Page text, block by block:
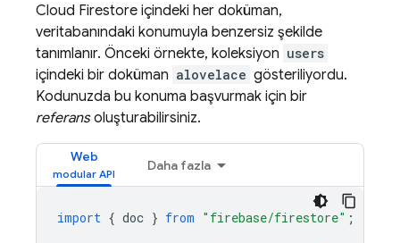
Cloud Firestore içindeki her doküman,
veritabanındaki konumuyla benzersiz şekilde
tanımlanır. Önceki örnekte, koleksiyon users
içindeki bir doküman alovelace gösteriliyordu.
Kodunuzda bu konuma başvurmak için bir
referansoluşturabilirsiniz.
Web
Daha fazla
import { doc } from "firebase/firestore" ;